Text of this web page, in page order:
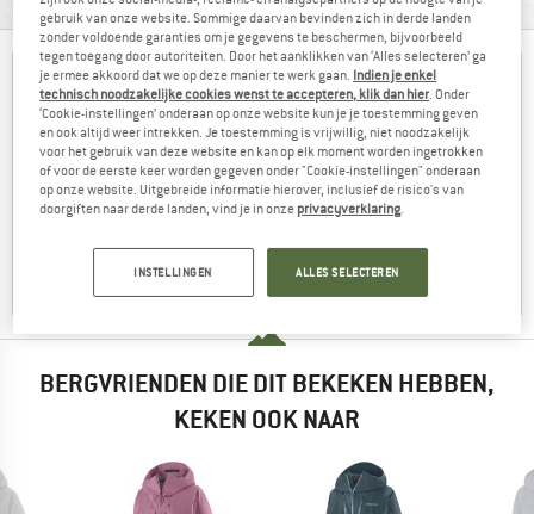
BERGVRIENDEN DIE DIT BEKEKEN HEBBEN,
KEKEN OOK NAAR
gebruik van onze website. Sommige daarvan bevinden zich in derde landen
zonder voldoende garanties om je gegevens te beschermen, bijvoorbeeld
tegen toegang door autoriteiten. Door het aanklikken van ‘Alles selecteren’ ga
je ermee akkoord dat we op deze manier te werk gaan. Indien je enkel
technisch noodzakelijke cookies wenst te accepteren, klik dan hier. Onder
‘Cookie-instellingen’ onderaan op onze website kun je je toestemming geven
en ook altijd weer intrekken. Je toestemming is vrijwillig, niet noodzakelijk
voor het gebruik van deze website en kan op elk moment worden ingetrokken
of voor de eerste keer worden gegeven onder "Cookie-instellingen" onderaan
op onze website. Uitgebreide informatie hierover, inclusief de risico's van
doorgiften naar derde landen, vind je in onze privacyverklaring.
INSTELLINGEN ALLES SELECTEREN